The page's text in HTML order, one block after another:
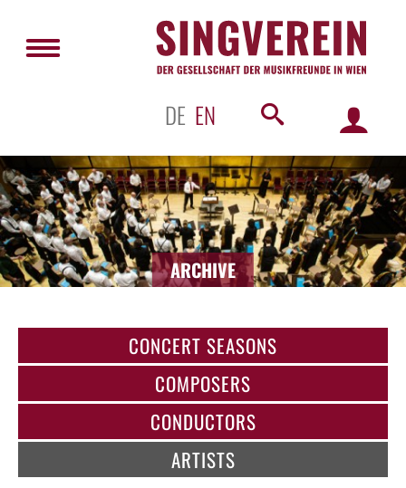
DE EN
ARCHIVE
CONCERT SEASONS
COMPOSERS
CONDUCTORS
ARTISTS